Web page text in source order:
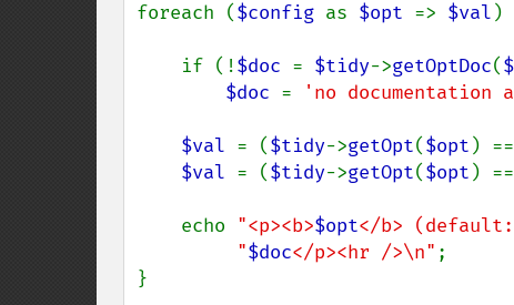
foreach ($config as $opt => $val )
    if (!
$doc = $tidy->getOptDoc(
$doc = 'no documentation
$val = ($tidy->getOpt($opt )
$val = ($tidy->getOpt($opt )
    echo
"<p><b>$opt</b>
"$doc</p><hr />\n" ;
}